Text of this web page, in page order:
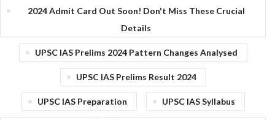
2024 Admit Card Out Soon! Don't Miss These Crucial
Details
UPSC IAS Prelims 2024 Pattern Changes Analysed
UPSC IAS Prelims Result 2024
UPSC IAS Preparation UPSC IAS Syllabus